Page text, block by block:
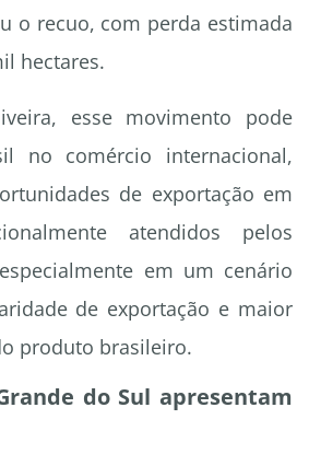
o recuo, com perda estimada
hectares.
esse movimento pode
no comércio internacional,
de exportação em
atendidos pelos
em um cenário
de exportação e maior
produto brasileiro.
do Sul apresentam